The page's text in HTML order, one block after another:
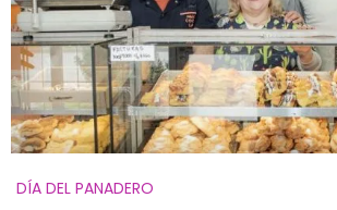
DÍA DEL PANADERO